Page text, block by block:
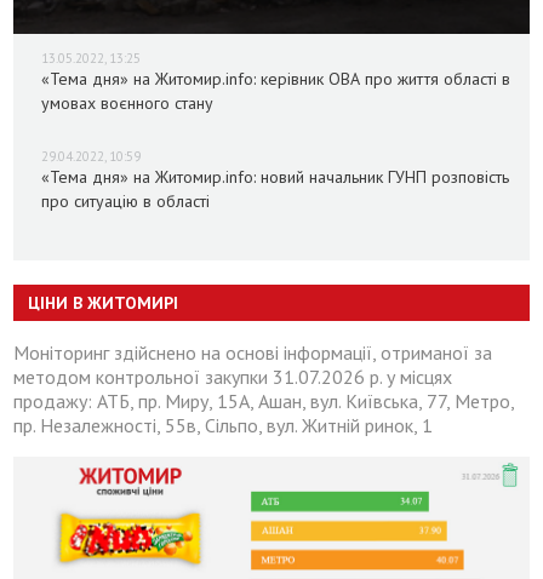
13.05.2022, 13:25
«Тема дня» на Житомир.info: керівник ОВА про життя області в
умовах воєнного стану
29.04.2022, 10:59
«Тема дня» на Житомир.info: новий начальник ГУНП розповість
про ситуацію в області
ЦІНИ В ЖИТОМИРІ
Моніторинг здійснено на основі інформації, отриманої за
методом контрольної закупки 31.07.2026 р. у місцях
продажу: АТБ, пр. Миру, 15А, Ашан, вул. Київська, 77, Метро,
пр. Незалежності, 55в, Сільпо, вул. Житній ринок, 1